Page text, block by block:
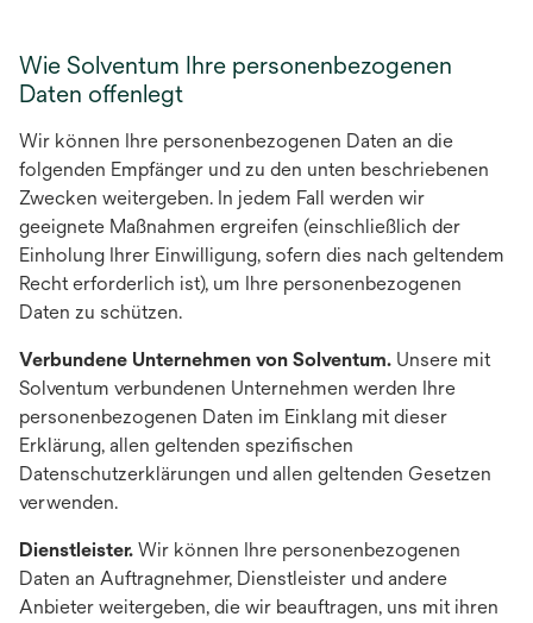
Wie Solventum Ihre personenbezogenen
Daten offenlegt
Wir können Ihre personenbezogenen Daten an die
folgenden Empfänger und zu den unten beschriebenen
Zwecken weitergeben. In jedem Fall werden wir
geeignete Maßnahmen ergreifen (einschließlich der
Einholung Ihrer Einwilligung, sofern dies nach geltendem
Recht erforderlich ist), um Ihre personenbezogenen
Daten zu schützen.
Verbundene Unternehmen von Solventum. Unsere mit
Solventum verbundenen Unternehmen werden Ihre
personenbezogenen Daten im Einklang mit dieser
Erklärung, allen geltenden spezifischen
Datenschutzerklärungen und allen geltenden Gesetzen
verwenden.
Dienstleister. Wir können Ihre personenbezogenen
Daten an Auftragnehmer, Dienstleister und andere
Anbieter weitergeben, die wir beauftragen, uns mit ihren